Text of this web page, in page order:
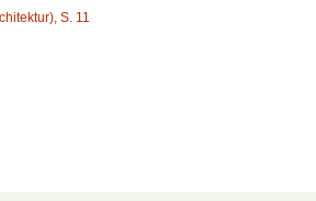
S. 11